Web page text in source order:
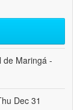
de Maringá -
Dec 31